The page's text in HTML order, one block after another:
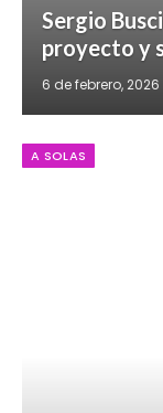
Sergio
proyecto y
6 de febrero, 2026
A SOLAS